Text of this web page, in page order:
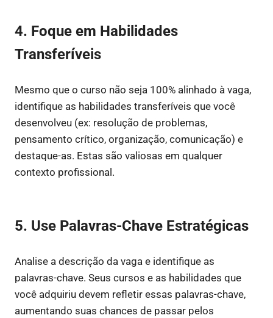
4. Foque em Habilidades
Transferíveis
Mesmo que o curso não seja 100% alinhado à vaga,
identifique as habilidades transferíveis que você
desenvolveu (ex: resolução de problemas,
pensamento crítico, organização, comunicação) e
destaque-as. Estas são valiosas em qualquer
contexto profissional.
5. Use Palavras-Chave Estratégicas
Analise a descrição da vaga e identifique as
palavras-chave. Seus cursos e as habilidades que
você adquiriu devem refletir essas palavras-chave,
aumentando suas chances de passar pelos